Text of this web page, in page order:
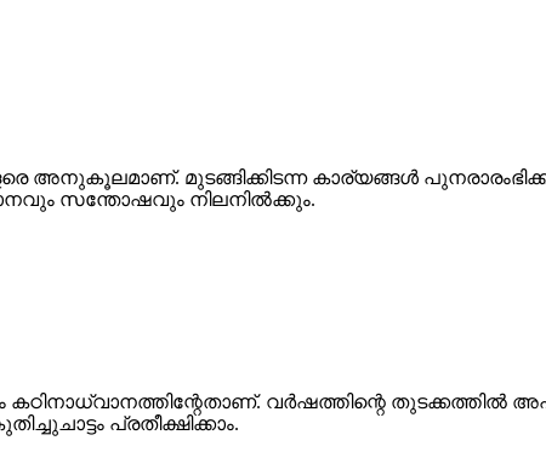
അനുകൂലമാണ്. മുടങ്ങിക്കിടന്ന കാര്യങ്ങൾ
സന്തോഷവും നിലനിൽക്കും.
വർഷത്തിന്റെ തുടക്കത്തിൽ
പ്രതീക്ഷിക്കാം.